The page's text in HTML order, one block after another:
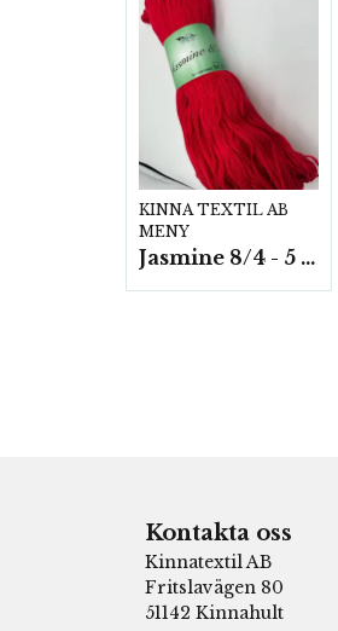
KINNA TEXTIL AB
MENY
Jasmine 8/4 - 5 härvor a200g./fp.
Kontakta oss
Kinnatextil AB
Fritslavägen 80
51142 Kinnahult